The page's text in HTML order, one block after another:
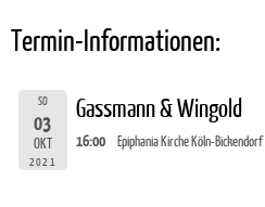
Termin-Informationen:
SO
03
OKT
2021
Gassmann & Wingold
16:00 Epiphania Kirche Köln-Bickendorf